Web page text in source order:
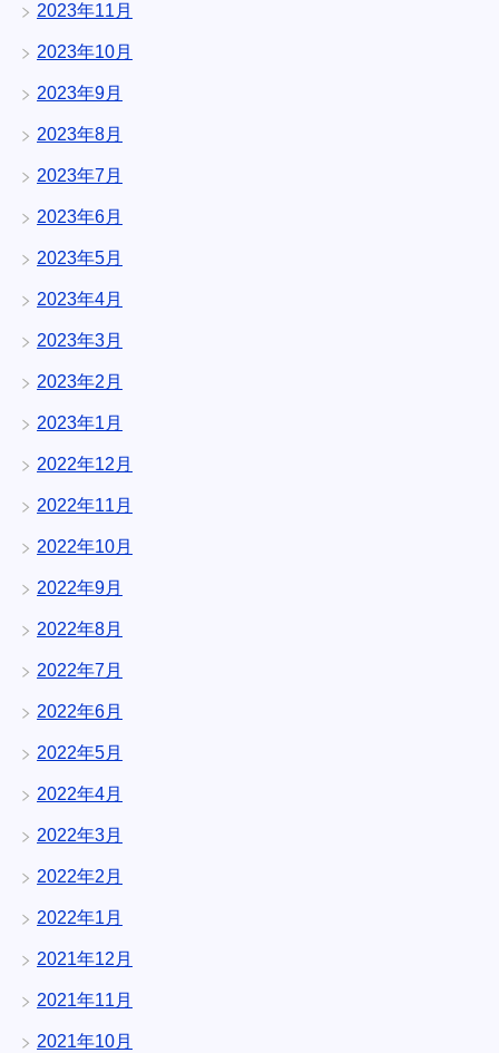
2023年11月
2023年10月
2023年9月
2023年8月
2023年7月
2023年6月
2023年5月
2023年4月
2023年3月
2023年2月
2023年1月
2022年12月
2022年11月
2022年10月
2022年9月
2022年8月
2022年7月
2022年6月
2022年5月
2022年4月
2022年3月
2022年2月
2022年1月
2021年12月
2021年11月
2021年10月